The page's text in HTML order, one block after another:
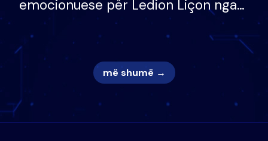
emocionuese për Ledion Liçon nga
nëna dhe fëmijët e tij, moderatori
nuk i mban dot lotët: Nuk meritoj…
më shumë →